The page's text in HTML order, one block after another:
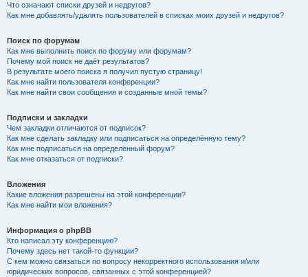
Что означают списки друзей и недругов?
Как мне добавлять/удалять пользователей в списках моих друзей и недругов?
Поиск по форумам
Как мне выполнить поиск по форуму или форумам?
Почему мой поиск не даёт результатов?
В результате моего поиска я получил пустую страницу!
Как мне найти пользователя конференции?
Как мне найти свои сообщения и созданные мной темы?
Подписки и закладки
Чем закладки отличаются от подписок?
Как мне сделать закладку или подписаться на определённую тему?
Как мне подписаться на определённый форум?
Как мне отказаться от подписки?
Вложения
Какие вложения разрешены на этой конференции?
Как мне найти мои вложения?
Информация о phpBB
Кто написал эту конференцию?
Почему здесь нет такой-то функции?
С кем можно связаться по вопросу некорректного использования и/или
юридических вопросов, связанных с этой конференцией?